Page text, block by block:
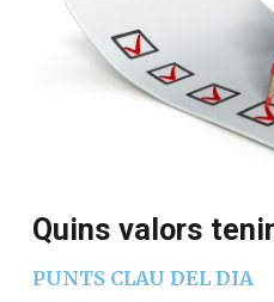
Quins valors
PUNTS CLAU DEL DIA